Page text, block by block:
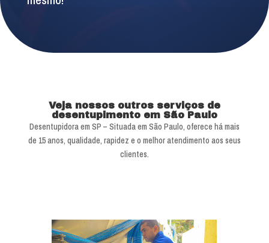
Veja nossos outros serviços de
desentupimento em São Paulo
Desentupidora em SP – Situada em São Paulo, oferece há mais
de 15 anos, qualidade, rapidez e o melhor atendimento aos seus
clientes.